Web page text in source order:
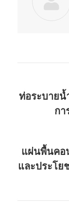
navigation
ท่อระบายน้
กา
แผ่นพื้นคอ
และประโย